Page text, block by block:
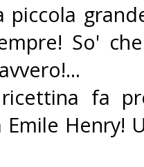
piccola
So'
fa
Emile Henry!